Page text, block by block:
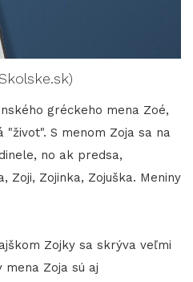
gréckeho mena Zoé,
S menom Zoja sa na
no ak predsa,
Zoji, Zojinka, Zojuška. Meniny
Zojky sa skrýva veľmi
Zoja sú aj